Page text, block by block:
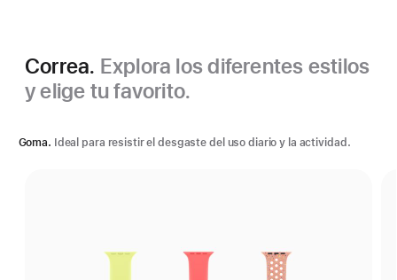
Correa. Explora los diferentes estilos
y elige tu favorito.
Goma. Ideal para resistir el desgaste del uso diario y la actividad.